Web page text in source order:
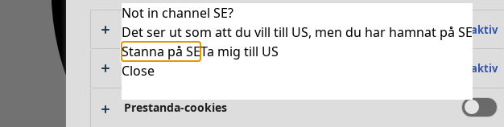
Not in channel SE?
Det ser ut som att du vill till US, men du har hamnat på SE
Stanna på SETa mig till US
Close
Absolut nödvändiga cookies Alltid aktiv
Funktionella cookies Alltid aktiv
Prestanda-cookies